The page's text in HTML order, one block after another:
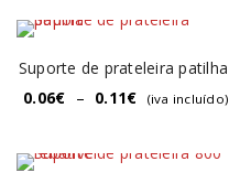
Suporte de prateleira patilha
0.06€ – 0.11€ (iva incluído)